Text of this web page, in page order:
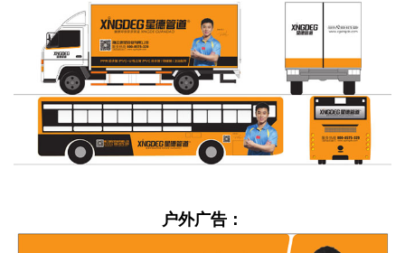
户外广告：